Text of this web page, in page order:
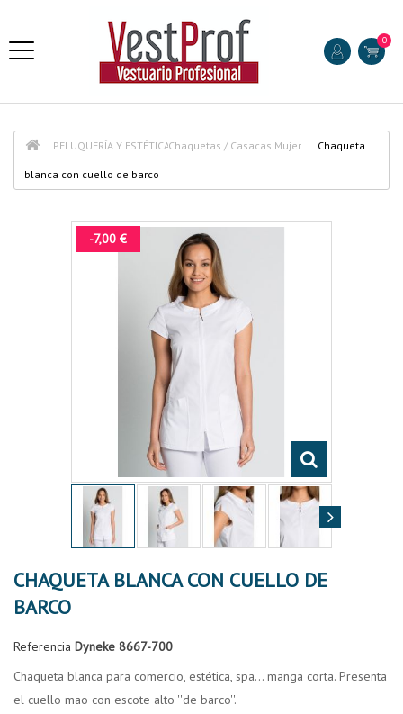
0
PELUQUERÍA Y ESTÉTICAChaquetas / Casacas Mujer Chaqueta
blanca con cuello de barco
-7,00 €
CHAQUETA BLANCA CON CUELLO DE
BARCO
Referencia Dyneke 8667-700
Chaqueta blanca para comercio, estética, spa... manga corta. Presenta
el cuello mao con escote alto ''de barco''.